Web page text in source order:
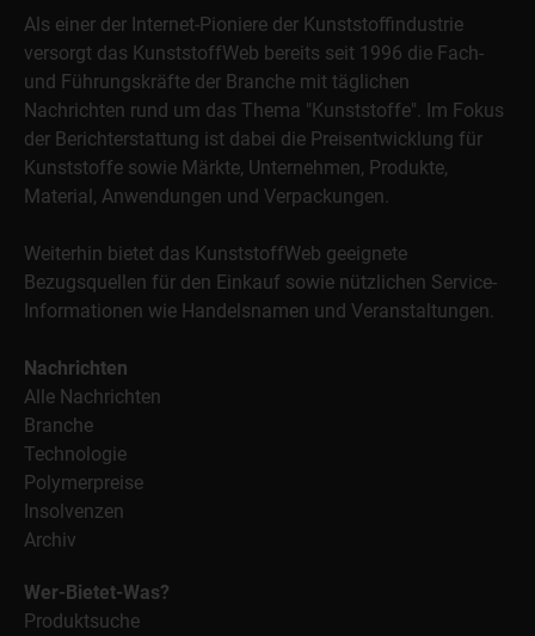
Als einer der Internet-Pioniere der Kunststoffindustrie
versorgt das KunststoffWeb bereits seit 1996 die Fach-
und Führungskräfte der Branche mit täglichen
Nachrichten rund um das Thema "Kunststoffe". Im Fokus
der Berichterstattung ist dabei die Preisentwicklung für
Kunststoffe sowie Märkte, Unternehmen, Produkte,
Material, Anwendungen und Verpackungen.
Weiterhin bietet das KunststoffWeb geeignete
Bezugsquellen für den Einkauf sowie nützlichen Service-
Informationen wie Handelsnamen und Veranstaltungen.
Nachrichten
Alle Nachrichten
Branche
Technologie
Polymerpreise
Insolvenzen
Archiv
Wer-Bietet-Was?
Produktsuche